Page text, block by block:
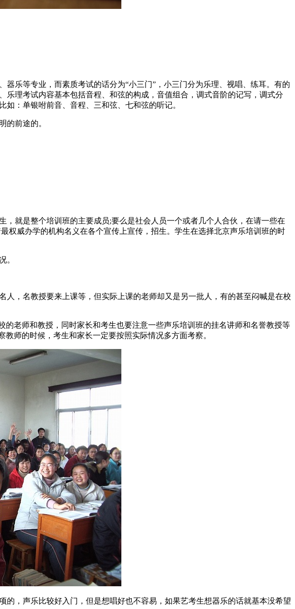
乐等专业，而素质考试的话分为“小三门”，小三门分为乐理、视唱、练耳。有的
理考试内容基本包括音程、和弦的构成，音值组合，调式音阶的记写，调式分
：单银咐前音、音程、三和弦、七和弦的听记。
的前途的。
就是整个培训班的主要成员;要么是社会人员一个或者几个人合伙，在请一些在
权威办学的机构名义在各个宣传上宣传，招生。学生在选择北京声乐培训班的时
。
，名教授要来上课等，但实际上课的老师却又是另一批人，有的甚至闷喊是在校
老师和教授，同时家长和考生也要注意一些声乐培训班的挂名讲师和名誉教授等
师的时候，考生和家长一定要按照实际情况多方面考察。
，声乐比较好入门，但是想唱好也不容易，如果艺考生想器乐的话就基本没希望